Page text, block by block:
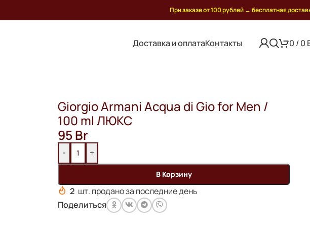
При заказе от 100 рублей → бесплатная
Доставка и оплатаКонтакты 0 /0
Giorgio Armani Acqua di Gio for Men /
100 ml ЛЮКС
95Br
- +
В Корзину
2 шт. продано за последние день
Поделиться